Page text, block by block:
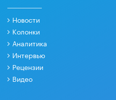
Новости
Колонки
Аналитика
Интервью
Рецензии
Видео